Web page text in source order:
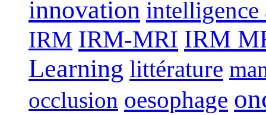
innovation
IRM IRM-MRI IRM
Learning littérature
occlusion oesophage